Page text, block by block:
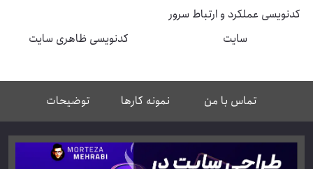
کدنویسی عملکرد و ارتباط سرور
سایت
کدنویسی ظاهری سایت
تماس با من نمونه کارها توضیحات